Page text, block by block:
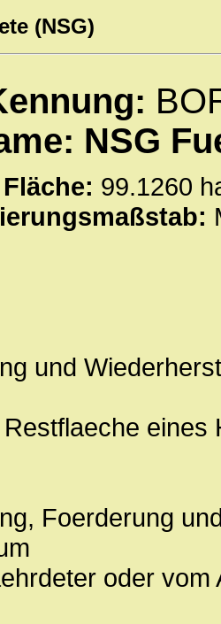
(NSG)
NSG
und
Foerderung
oder